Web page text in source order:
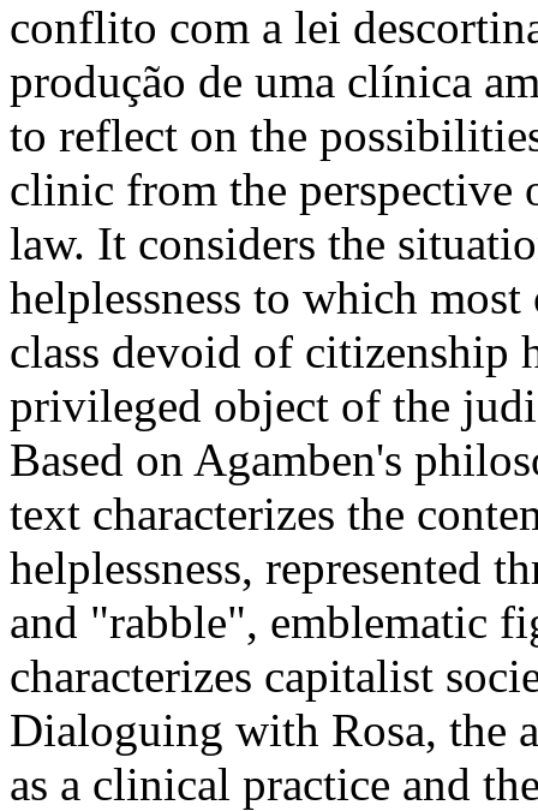
conflito com a lei
produção de uma clínica
to reflect on the
clinic from the perspective
law. It considers the
helplessness to which
class devoid of citizenship
privileged object of the
Based on Agamben's
text characterizes the
helplessness, represented
and "rabble", emblematic
characterizes capitalist
Dialoguing with Rosa, the
as a clinical practice and